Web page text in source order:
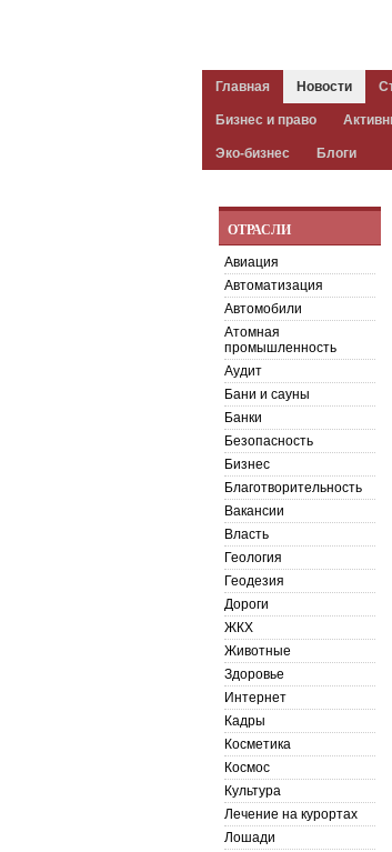
Главная Новости
Бизнес и право
Эко-бизнес Блоги
ОТРАСЛИ
Авиация
Автоматизация
Автомобили
Атомная
промышленность
Аудит
Бани и сауны
Банки
Безопасность
Бизнес
Благотворительность
Вакансии
Власть
Геология
Геодезия
Дороги
ЖКХ
Животные
Здоровье
Интернет
Кадры
Косметика
Космос
Культура
Лечение на курортах
Лошади